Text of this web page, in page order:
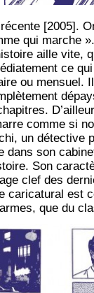
[2005].
qui marche
aille vite,
ce
ou mensuel.
comme si
un détective
dans son
Son
clef des
caricatural est
que du